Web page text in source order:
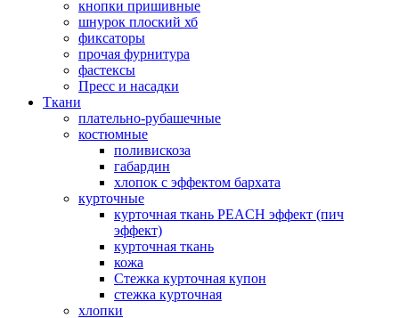
кнопки пришивные
шнурок плоский хб
фиксаторы
прочая фурнитура
фастексы
Пресс и насадки
Ткани
плательно-рубашечные
костюмные
поливискоза
габардин
хлопок с эффектом бархата
курточные
курточная ткань PEACH эффект (пич
эффект)
курточная ткань
кожа
Стежка курточная купон
стежка курточная
хлопки